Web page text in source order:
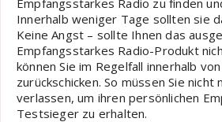
Empfangsstarkes Radio zu finden
Innerhalb weniger Tage sollten sie
Keine Angst – sollte Ihnen das
Empfangsstarkes Radio-Produkt
können Sie im Regelfall innerhalb
zurückschicken. So müssen Sie nicht
verlassen, um ihren persönlichen
Testsieger zu erhalten.